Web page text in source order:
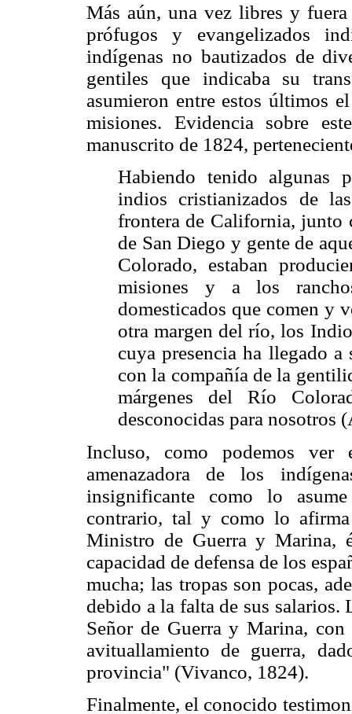
Más aún, una vez libres y
prófugos y evangelizados
indígenas no bautizados de
gentiles que indicaba su
asumieron entre estos últimos
misiones. Evidencia sobre
manuscrito de 1824,
Habiendo tenido algunas
indios cristianizados de
frontera de California, junto
de San Diego y gente de
Colorado, estaban
misiones y a los
domesticados que comen y
otra margen del río, los
cuya presencia ha llegado
con la compañía de la
márgenes del Río
desconocidas para nosotros
Incluso, como podemos ver
amenazadora de los
insignificante como lo
contrario, tal y como lo
Ministro de Guerra y Marina,
capacidad de defensa de los
mucha; las tropas son pocas,
debido a la falta de sus salarios.
Señor de Guerra y Marina,
avituallamiento de guerra,
provincia" (Vivanco, 1824).
Finalmente, el conocido